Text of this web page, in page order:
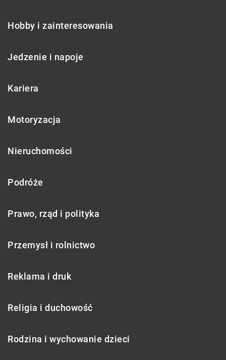
Hobby i zainteresowania
Jedzenie i napoje
Kariera
Motoryzacja
Nieruchomości
Podróże
Prawo, rząd i polityka
Przemysł i rolnictwo
Reklama i druk
Religia i duchowość
Rodzina i wychowanie dzieci